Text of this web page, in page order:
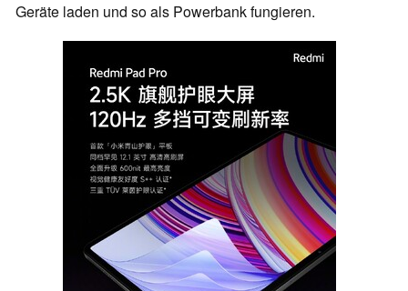
Geräte laden und so als Powerbank fungieren.